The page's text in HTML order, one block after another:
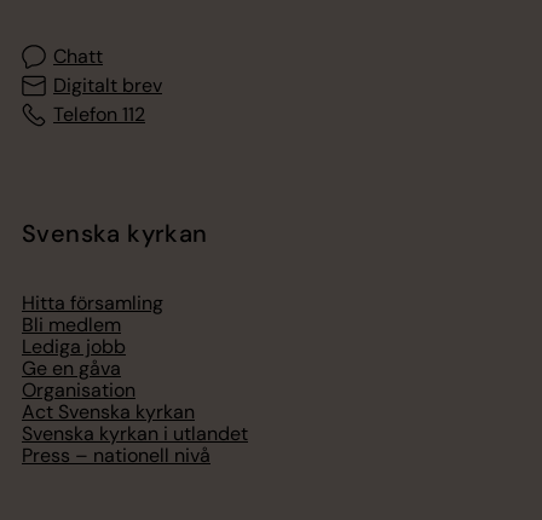
Chatt
Digitalt brev
Telefon 112
Svenska kyrkan
Hitta församling
Bli medlem
Lediga jobb
Ge en gåva
Organisation
Act Svenska kyrkan
Svenska kyrkan i utlandet
Press – nationell nivå